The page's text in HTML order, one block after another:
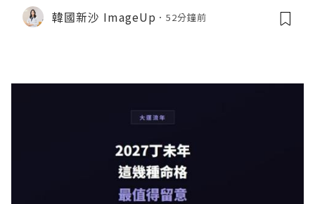
韓國新沙 ImageUp 52分鐘前